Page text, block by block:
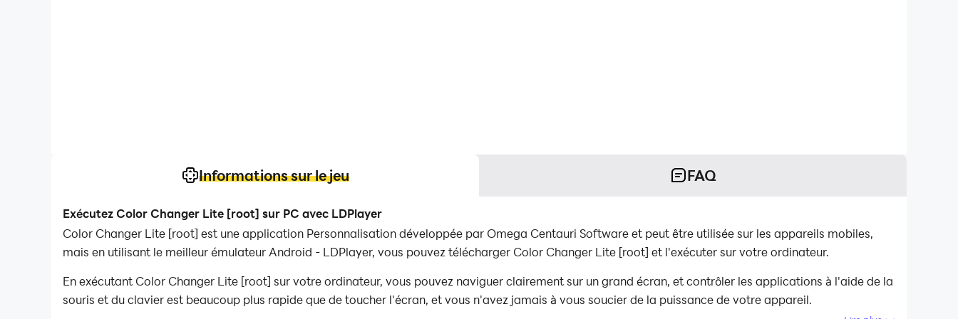
Informations sur le jeu FAQ
Exécutez Color Changer Lite [root] sur PC avec LDPlayer
Color Changer Lite [root] est une application Personnalisation développée par Omega Centauri Software et peut être utilisée sur les appareils mobiles,
mais en utilisant le meilleur émulateur Android - LDPlayer, vous pouvez télécharger Color Changer Lite [root] et l'exécuter sur votre ordinateur.
En exécutant Color Changer Lite [root] sur votre ordinateur, vous pouvez naviguer clairement sur un grand écran, et contrôler les applications à l'aide de la
souris et du clavier est beaucoup plus rapide que de toucher l'écran, et vous n'avez jamais à vous soucier de la puissance de votre appareil.